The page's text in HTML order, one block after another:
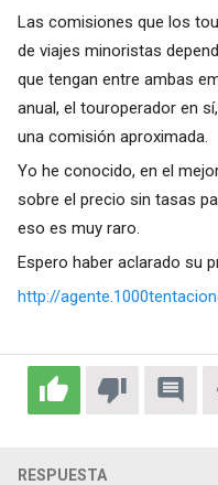
Las comisiones que los
de viajes minoristas
que tengan entre ambas
anual, el touroperador en
una comisión aproximada.
Yo he conocido, en el
sobre el precio sin tasas
eso es muy raro.
Espero haber aclarado su
http://
RESPUESTA